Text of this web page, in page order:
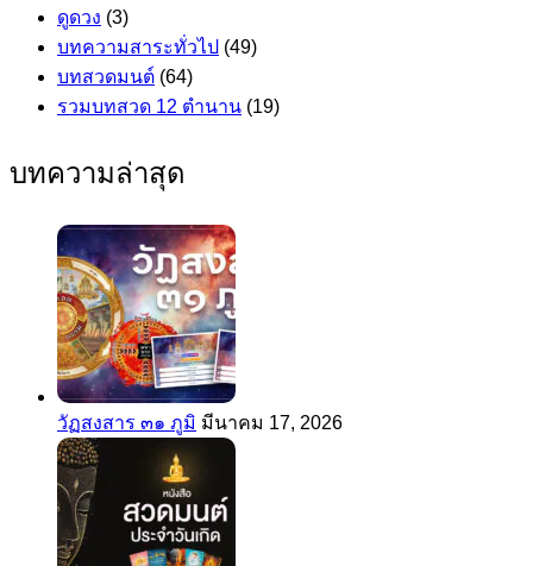
ดูดวง (3)
บทความสาระทั่วไป (49)
บทสวดมนต์ (64)
รวมบทสวด 12 ตำนาน (19)
บทความล่าสุด
วัฏสงสาร ๓๑ ภูมิ มีนาคม 17, 2026